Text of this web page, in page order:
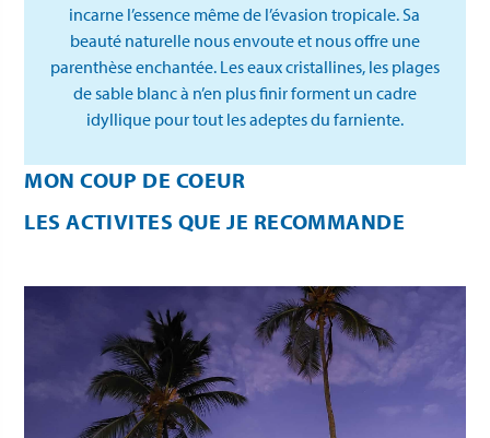
incarne l’essence même de l’évasion tropicale. Sa
beauté naturelle nous envoute et nous offre une
parenthèse enchantée. Les eaux cristallines, les plages
de sable blanc à n’en plus finir forment un cadre
idyllique pour tout les adeptes du farniente.
MON COUP DE COEUR
LES ACTIVITES QUE JE RECOMMANDE